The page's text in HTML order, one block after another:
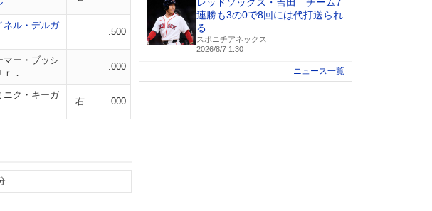
ネル・デルガ
.500
マー・ブッシ
ｒ．
.000
ニク・キーガ
右 .000
連勝も3の0で8回には代打送られ
る
スポニチアネックス
2026/8/7 1:30
ニュース一覧